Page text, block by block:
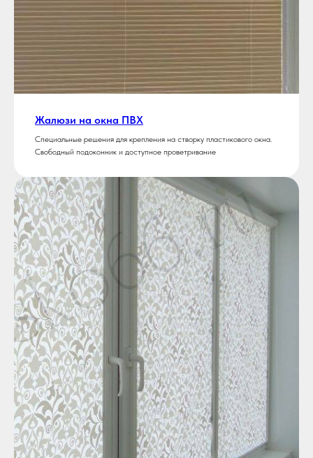
Жалюзи на окна ПВХ
Специальные решения для крепления на створку пластикового окна.
Свободный подоконник и доступное проветривание